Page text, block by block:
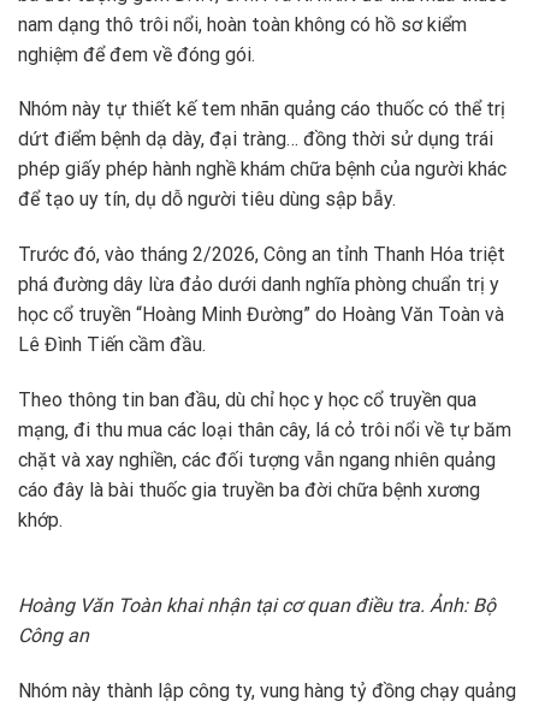
nam dạng thô trôi nổi, hoàn toàn không có hồ sơ kiểm
nghiệm để đem về đóng gói.
Nhóm này tự thiết kế tem nhãn quảng cáo thuốc có thể trị
dứt điểm bệnh dạ dày, đại tràng… đồng thời sử dụng trái
phép giấy phép hành nghề khám chữa bệnh của người khác
để tạo uy tín, dụ dỗ người tiêu dùng sập bẫy.
Trước đó, vào tháng 2/2026, Công an tỉnh Thanh Hóa triệt
phá đường dây lừa đảo dưới danh nghĩa phòng chuẩn trị y
học cổ truyền “Hoàng Minh Đường” do Hoàng Văn Toàn và
Lê Đình Tiến cầm đầu.
Theo thông tin ban đầu, dù chỉ học y học cổ truyền qua
mạng, đi thu mua các loại thân cây, lá cỏ trôi nổi về tự băm
chặt và xay nghiền, các đối tượng vẫn ngang nhiên quảng
cáo đây là bài thuốc gia truyền ba đời chữa bệnh xương
khớp.
Hoàng Văn Toàn khai nhận tại cơ quan điều tra. Ảnh: Bộ
Công an
Nhóm này thành lập công ty, vung hàng tỷ đồng chạy quảng